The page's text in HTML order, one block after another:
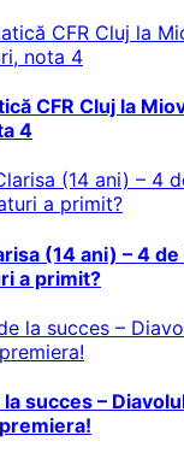
CFR Cluj la
4
(14 ani) – 4 de
a primit?
succes –